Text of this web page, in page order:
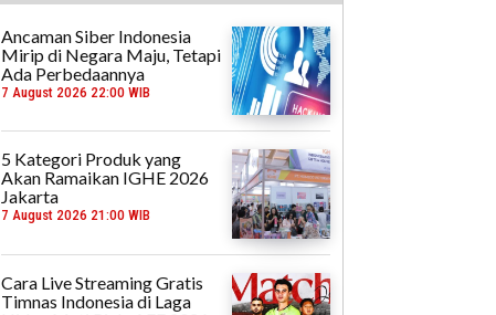
Ancaman Siber Indonesia
Mirip di Negara Maju, Tetapi
Ada Perbedaannya
7 August 2026 22:00 WIB
5 Kategori Produk yang
Akan Ramaikan IGHE 2026
Jakarta
7 August 2026 21:00 WIB
Cara Live Streaming Gratis
Timnas Indonesia di Laga